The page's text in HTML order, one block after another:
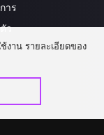
าร
ว
งาน รายละเอียดของ